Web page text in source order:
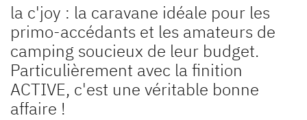
la c'joy : la caravane idéale pour les
primo-accédants et les amateurs de
camping soucieux de leur budget.
Particulièrement avec la finition
ACTIVE, c'est une véritable bonne
affaire !